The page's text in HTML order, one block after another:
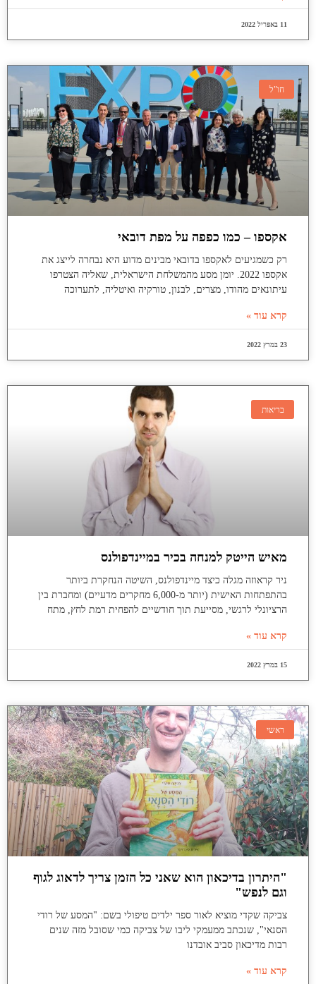
11 באפריל 2022
חו"ל
אקספו – כמו כפפה על מפת דובאי
רק כשמגיעים לאקספו בדובאי מבינים מדוע היא נבחרה לייצג את
אקספו 2022. יומן מסע מהמשלחת הישראלית, שאליה הצטרפו
עיתונאים מהודו, מצרים, לבנון, טורקיה ואיטליה, לתערוכה
קרא עוד »
23 במרץ 2022
בריאות
מאיש הייטק למנחה בכיר במיינדפולנס
ניר קראוזה מגלה כיצד מיינדפולנס, השיטה הנחקרת ביותר
בהתפתחות האישית (יותר מ-6,000 מחקרים מדעיים) ומחברת בין
הרציונלי לרגשי, מסייעת תוך חודשיים להפחית רמת לחץ, מתח
קרא עוד »
15 במרץ 2022
ראשי
"היתרון בדיכאון הוא שאני כל הזמן צריך לדאוג לגוף
וגם לנפש"
צביקה שקדי מוציא לאור ספר ילדים טיפולי בשם: "המסע של רודי
הסנאי", שנכתב ממעמקי ליבו של צביקה כמי שסובל מזה שנים
רבות מדיכאון סביב אובדנו
קרא עוד »